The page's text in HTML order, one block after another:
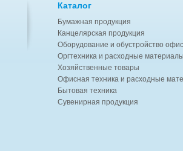
Каталог
Бумажная продукция
Канцелярская продукция
Оборудование и обустройство
Оргтехника и расходные материалы
Хозяйственные товары
Офисная техника и расходные
Бытовая техника
Сувенирная продукция